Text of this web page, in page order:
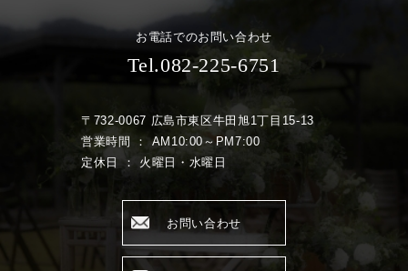
お電話でのお問い合わせ
Tel.082-225-6751
〒732-0067 広島市東区牛田旭1丁目15-13
営業時間 ： AM10:00～PM7:00
定休日 ： 火曜日・水曜日
お問い合わせ